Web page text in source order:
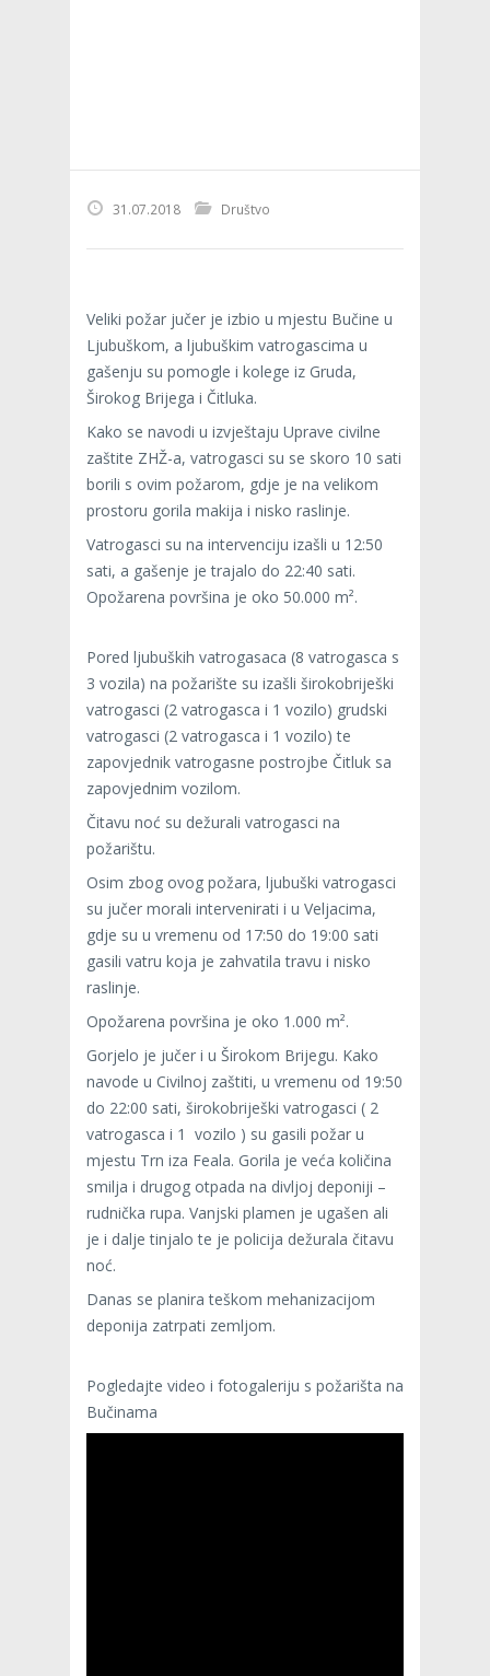
31.07.2018 Društvo
Veliki požar jučer je izbio u mjestu Bučine u
Ljubuškom, a ljubuškim vatrogascima u
gašenju su pomogle i kolege iz Gruda,
Širokog Brijega i Čitluka.
Kako se navodi u izvještaju Uprave civilne
zaštite ZHŽ-a, vatrogasci su se skoro 10 sati
borili s ovim požarom, gdje je na velikom
prostoru gorila makija i nisko raslinje.
Vatrogasci su na intervenciju izašli u 12:50
sati, a gašenje je trajalo do 22:40 sati.
Opožarena površina je oko 50.000 m².
Pored ljubuških vatrogasaca (8 vatrogasca s
3 vozila) na požarište su izašli širokobriješki
vatrogasci (2 vatrogasca i 1 vozilo) grudski
vatrogasci (2 vatrogasca i 1 vozilo) te
zapovjednik vatrogasne postrojbe Čitluk sa
zapovjednim vozilom.
Čitavu noć su dežurali vatrogasci na
požarištu.
Osim zbog ovog požara, ljubuški vatrogasci
su jučer morali intervenirati i u Veljacima,
gdje su u vremenu od 17:50 do 19:00 sati
gasili vatru koja je zahvatila travu i nisko
raslinje.
Opožarena površina je oko 1.000 m².
Gorjelo je jučer i u Širokom Brijegu. Kako
navode u Civilnoj zaštiti, u vremenu od 19:50
do 22:00 sati, širokobriješki vatrogasci ( 2
vatrogasca i 1 vozilo ) su gasili požar u
mjestu Trn iza Feala. Gorila je veća količina
smilja i drugog otpada na divljoj deponiji –
rudnička rupa. Vanjski plamen je ugašen ali
je i dalje tinjalo te je policija dežurala čitavu
noć.
Danas se planira teškom mehanizacijom
deponija zatrpati zemljom.
Pogledajte video i fotogaleriju s požarišta na
Bučinama